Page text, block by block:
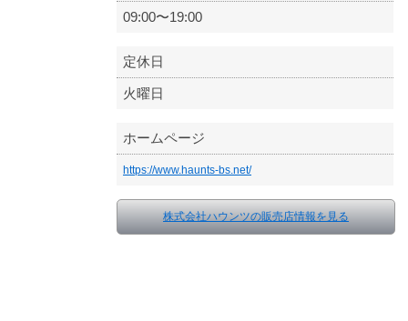
09:00〜19:00
定休日
火曜日
ホームページ
https://www.haunts-bs.net/
株式会社ハウンツの販売店情報を見る